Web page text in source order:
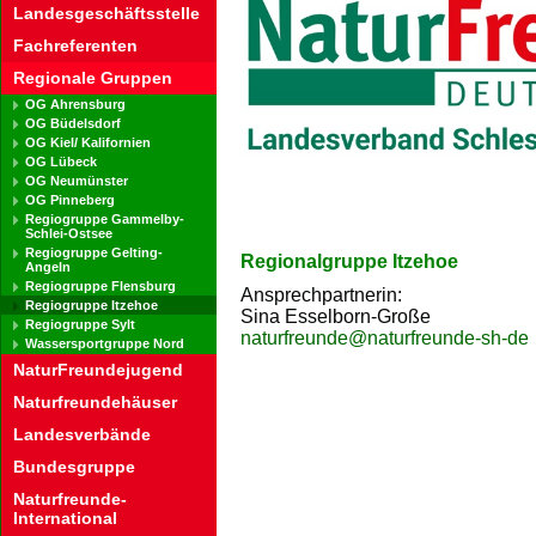
Landesgeschäftsstelle
Fachreferenten
Regionale Gruppen
OG Ahrensburg
OG Büdelsdorf
OG Kiel/ Kalifornien
OG Lübeck
OG Neumünster
OG Pinneberg
Regiogruppe Gammelby-
Schlei-Ostsee
Regiogruppe Gelting-
Angeln
Regiogruppe Flensburg
Regiogruppe Itzehoe
Regiogruppe Sylt
Wassersportgruppe Nord
NaturFreundejugend
Naturfreundehäuser
Landesverbände
Bundesgruppe
Naturfreunde-
International
Regionalgruppe Itzehoe
Ansprechpartnerin:
Sina Esselborn-Große
naturfreunde@naturfreunde-sh-de